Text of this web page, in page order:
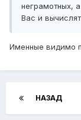
неграмотных,
Вас и
Именные видимо
НАЗАД